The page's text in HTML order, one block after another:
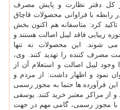
کل دفتر نظارت و پایش مصرف
رابطه با فراوانی محصولات قاچاق
کرد: متاسفانه هم اکنون بخش
زیبایی فاقد لیبل اصالت هستند و
می شوند. این محصولات نه تنها
مصرف کننده را تهدید کنند. وی،
لیبل اصالت و استعلام آن از
نمود و اظهار داشت: از مردم و
این فرآورده ها حتما به مجوز رسمی
و از مراکز معتبر خرید کنند. یوسفی
با مجوز رسمی، گامی مهم در جهت